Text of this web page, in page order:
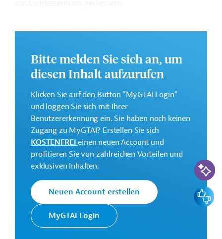
Israel Ltd. zuständig. Die Arbeiten selbst werden von
die Strecke auch finanzieren, bauen und anschließend
nach dem Build-Operate-Transfer-Modell (BOT)
betreiben wird. Wie das Finanzministerium (Ministry of
Finance) und das Verkehrsministerium (Ministry of
Transportation and Road Safety) am 31.12.2023
erklärten, wurden sieben Bewerber zur Ausschreibung
des Vorhabens zugelassen. Alle Bewerber kommen aus
Israel. Dabei handelt es sich um folgende Konsortien
beziehungsweise Unternehmen:
Denya Cebus
Shikun U'Binui
undKeystone Fund
Minrav
undMigdal Group Insurance & Finance
Bitte melden Sie sich an, um
diesen Inhalt aufzurufen
Klicken Sie auf den Button "MyGTAI Login"
und loggen Sie sich mit Ihrer
Benutzererkennung ein. Sie haben noch keinen
Zugang zu MyGTAI? Erstellen Sie sich
KOSTENFREIeinen neuen Account und
profitieren Sie von zahlreichen Vorteilen und
exklusiven Inhalten.
Neuen Account erstellen
MyGTAI Login
KI-